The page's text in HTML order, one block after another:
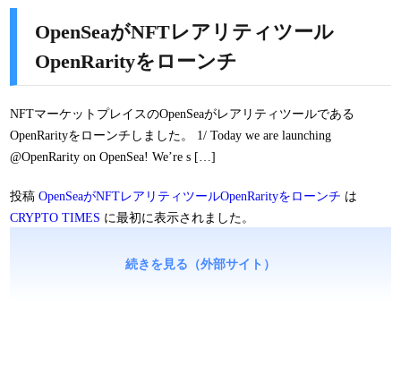
OpenSeaがNFTレアリティツール
OpenRarityをローンチ
NFTマーケットプレイスのOpenSeaがレアリティツールである
OpenRarityをローンチしました。 1/ Today we are launching
@OpenRarity on OpenSea! We’re s […]
投稿 OpenSeaがNFTレアリティツールOpenRarityをローンチ は
CRYPTO TIMES に最初に表示されました。
続きを見る（外部サイト）